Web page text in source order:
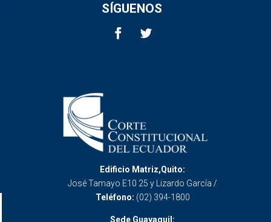
SÍGUENOS
Edificio Matriz,Quito:
José Tamayo E10 25 y Lizardo García /
Teléfono: (02) 394-1800
Sede Guayaquil: